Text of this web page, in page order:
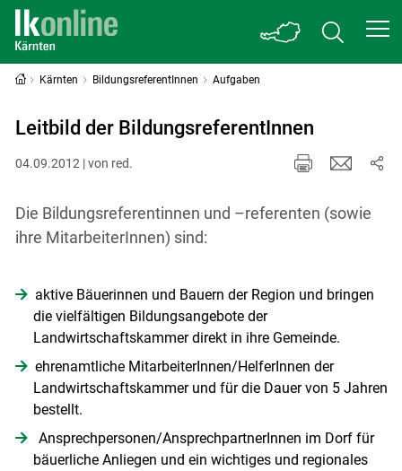
Kärnten BildungsreferentInnen Aufgaben
Leitbild der BildungsreferentInnen
04.09.2012 | von red.
Die Bildungsreferentinnen und –referenten (sowie
ihre MitarbeiterInnen) sind:
aktive Bäuerinnen und Bauern der Region und bringen
die vielfältigen Bildungsangebote der
Landwirtschaftskammer direkt in ihre Gemeinde.
ehrenamtliche MitarbeiterInnen/HelferInnen der
Landwirtschaftskammer und für die Dauer von 5 Jahren
bestellt.
Ansprechpersonen/AnsprechpartnerInnen im Dorf für
bäuerliche Anliegen und ein wichtiges und regionales